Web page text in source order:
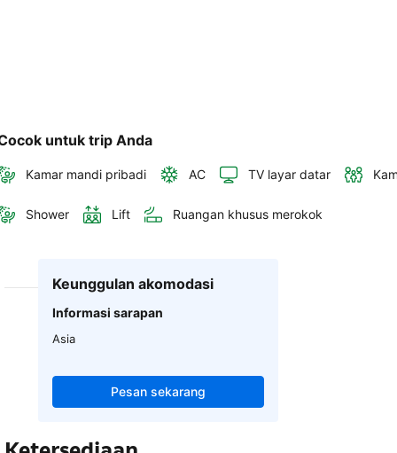
untuk trip Anda
Kamar mandi pribadi AC TV layar datar
Shower Lift Ruangan khusus merokok
Keunggulan akomodasi
Informasi sarapan
Asia
Pesan sekarang